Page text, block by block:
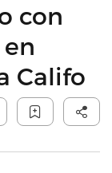
con
Califo